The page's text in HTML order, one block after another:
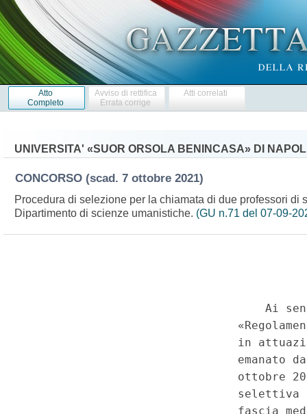
Atto
Completo
Avviso di rettifica
Errata corrige
Atti correlati
UNIVERSITA' «SUOR ORSOLA BENINCASA» DI
CONCORSO (scad. 7 ottobre 2021)
Procedura di selezione per la chiamata di due professori di
Dipartimento di scienze umanistiche. (GU n.71 del 07-09-